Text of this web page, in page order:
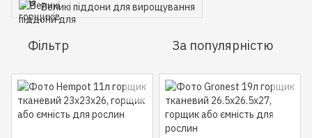
Великі піддони для вирощування
Фільтр За популярністю